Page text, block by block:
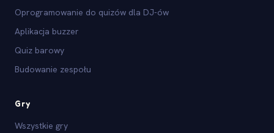
Oprogramowanie do quizów dla DJ-ów
Aplikacja buzzer
Quiz barowy
Budowanie zespołu
Gry
Wszystkie gry